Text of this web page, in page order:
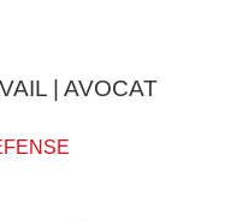
| AVOCAT